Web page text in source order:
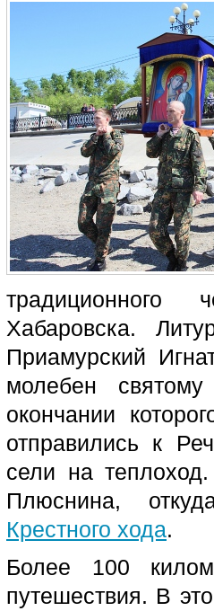
традиционного
Хабаровска.
Приамурский
молебен
окончании
отправились к
сели на
Плюснина,
Крестного хода.
Более 100
путешествия. В